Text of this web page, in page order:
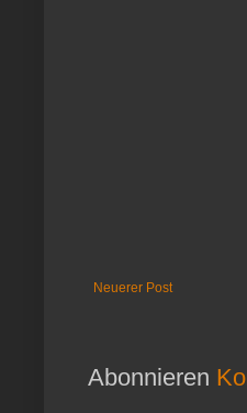
Neuerer Post
Abonnieren